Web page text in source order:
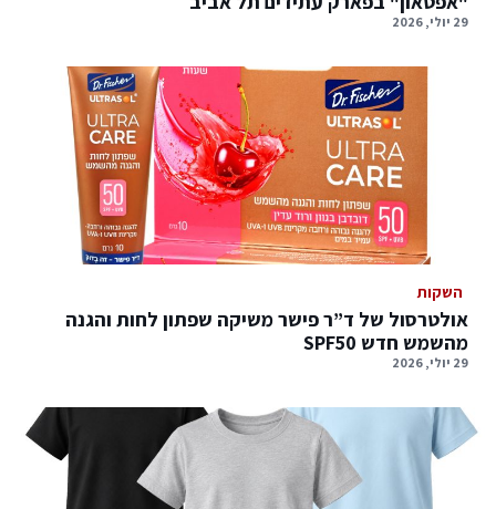
29 יולי, 2026
השקות
אולטרסול של ד”ר פישר משיקה שפתון לחות והגנה
מהשמש חדש SPF50
29 יולי, 2026